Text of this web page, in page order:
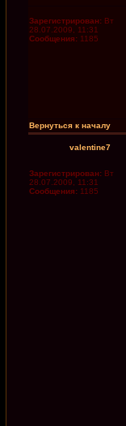
Зарегистрирован: Вт
28.07.2009, 11:31
Сообщения: 1185
Вернуться к началу
valentine7
Зарегистрирован: Вт
28.07.2009, 11:31
Сообщения: 1185